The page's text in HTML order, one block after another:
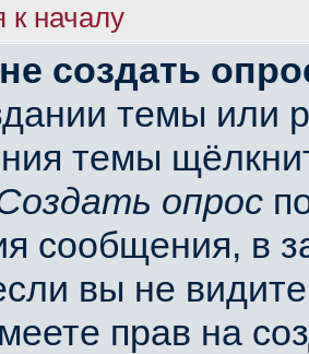
к началу
создать
темы или
темы
опрос
сообщения, в
вы не
прав на